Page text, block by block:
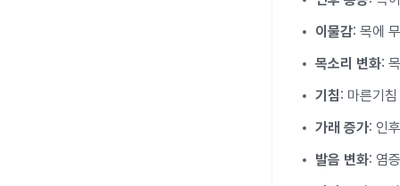
이물감: 목에
목소리 변화:
기침: 마른기
가래 증가: 인
발음 변화: 염